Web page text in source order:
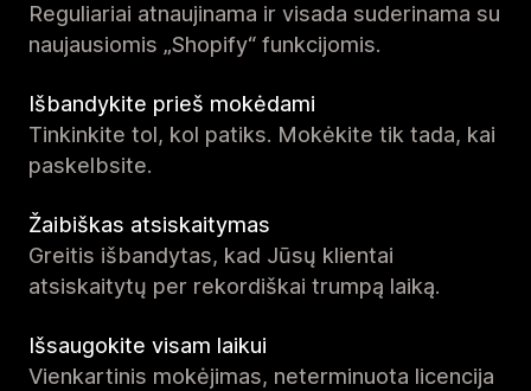
Reguliariai atnaujinama ir visada suderinama su
naujausiomis „Shopify“ funkcijomis.
Išbandykite prieš mokėdami
Tinkinkite tol, kol patiks. Mokėkite tik tada, kai
paskelbsite.
Žaibiškas atsiskaitymas
Greitis išbandytas, kad Jūsų klientai
atsiskaitytų per rekordiškai trumpą laiką.
Išsaugokite visam laikui
Vienkartinis mokėjimas, neterminuota licencija